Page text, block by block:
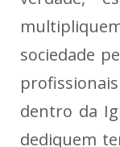
sociedade
dentro da
dediquem